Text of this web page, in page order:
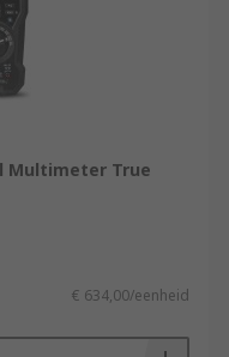
Multimeter True
€ 634,00/eenheid